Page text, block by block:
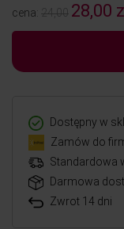
cena: 24,00 28,00
Dostępny w
Zamów do
Standardowa
Darmowa
Zwrot 14 dni